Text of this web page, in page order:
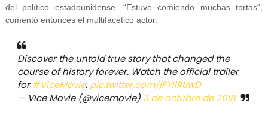
del político estadounidense. “Estuve comiendo muchas tortas“,
comentó entonces el multifacético actor.
Discover the untold true story that changed the
course of history forever. Watch the official trailer
for#ViceMovie. pic.twitter.com/jFYIlRtiwD
— Vice Movie (@vicemovie) 3 de octubre de 2018